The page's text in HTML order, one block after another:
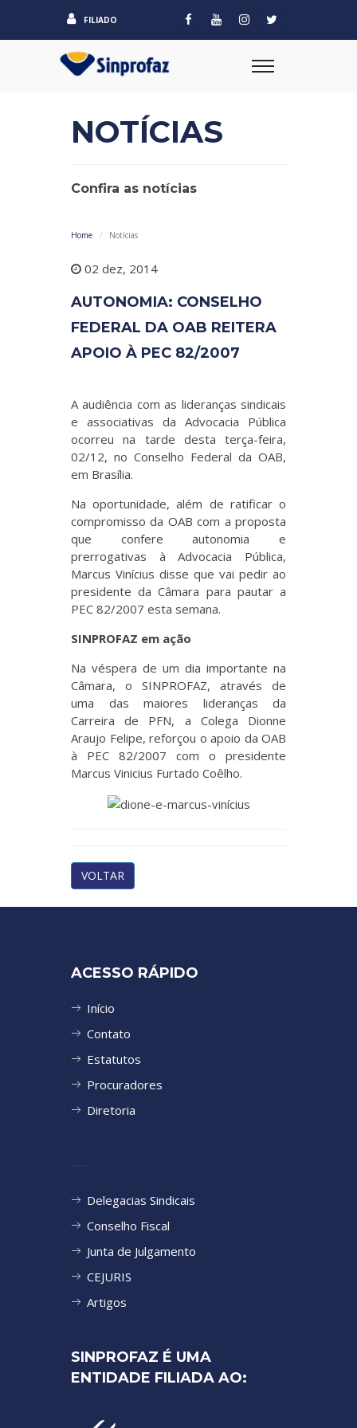
FILIADO
NOTÍCIAS
Confira as notícias
Home Notícias
02 dez, 2014
AUTONOMIA: CONSELHO
FEDERAL DA OAB REITERA
APOIO À PEC 82/2007
A audiência com as lideranças sindicais
e associativas da Advocacia Pública
ocorreu na tarde desta terça-feira,
02/12, no Conselho Federal da OAB,
em Brasília.
Na oportunidade, além de ratificar o
compromisso da OAB com a proposta
que confere autonomia e
prerrogativas à Advocacia Pública,
Marcus Vinícius disse que vai pedir ao
presidente da Câmara para pautar a
PEC 82/2007 esta semana.
SINPROFAZ em ação
Na véspera de um dia importante na
Câmara, o SINPROFAZ, através de
uma das maiores lideranças da
Carreira de PFN, a Colega Dionne
Araujo Felipe, reforçou o apoio da OAB
à PEC 82/2007 com o presidente
Marcus Vinicius Furtado Coêlho.
VOLTAR
ACESSO RÁPIDO
Início
Contato
Estatutos
Procuradores
Diretoria
---
Delegacias Sindicais
Conselho Fiscal
Junta de Julgamento
CEJURIS
Artigos
SINPROFAZ É UMA
ENTIDADE FILIADA AO: